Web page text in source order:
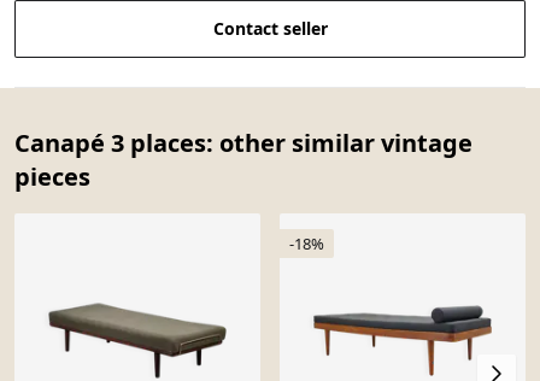
Contact seller
Canapé 3 places: other similar vintage
pieces
-18%